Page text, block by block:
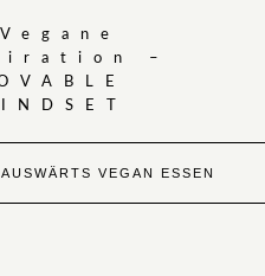
AUSWÄRTS VEGAN ESSEN